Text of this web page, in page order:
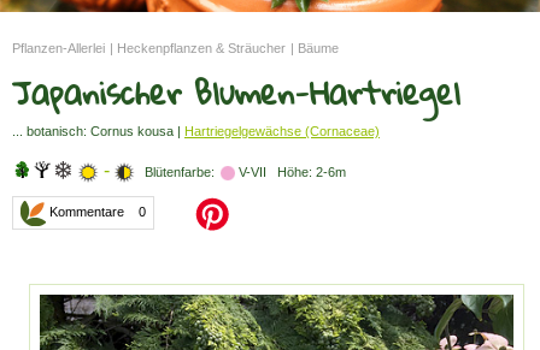
Pflanzen-Allerlei Heckenpflanzen & Sträucher Bäume
Japanischer Blumen-Hartriegel
... botanisch: Cornus kousa | Hartriegelgewächse (Cornaceae)
- Blütenfarbe: V-VII Höhe: 2-6m
Kommentare 0